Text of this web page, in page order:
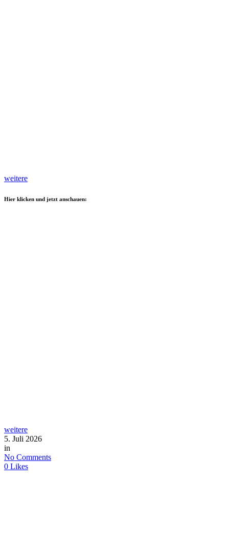
weitere
Hier klicken und jetzt anschauen:
weitere
5. Juli 2026
in
No Comments
0 Likes